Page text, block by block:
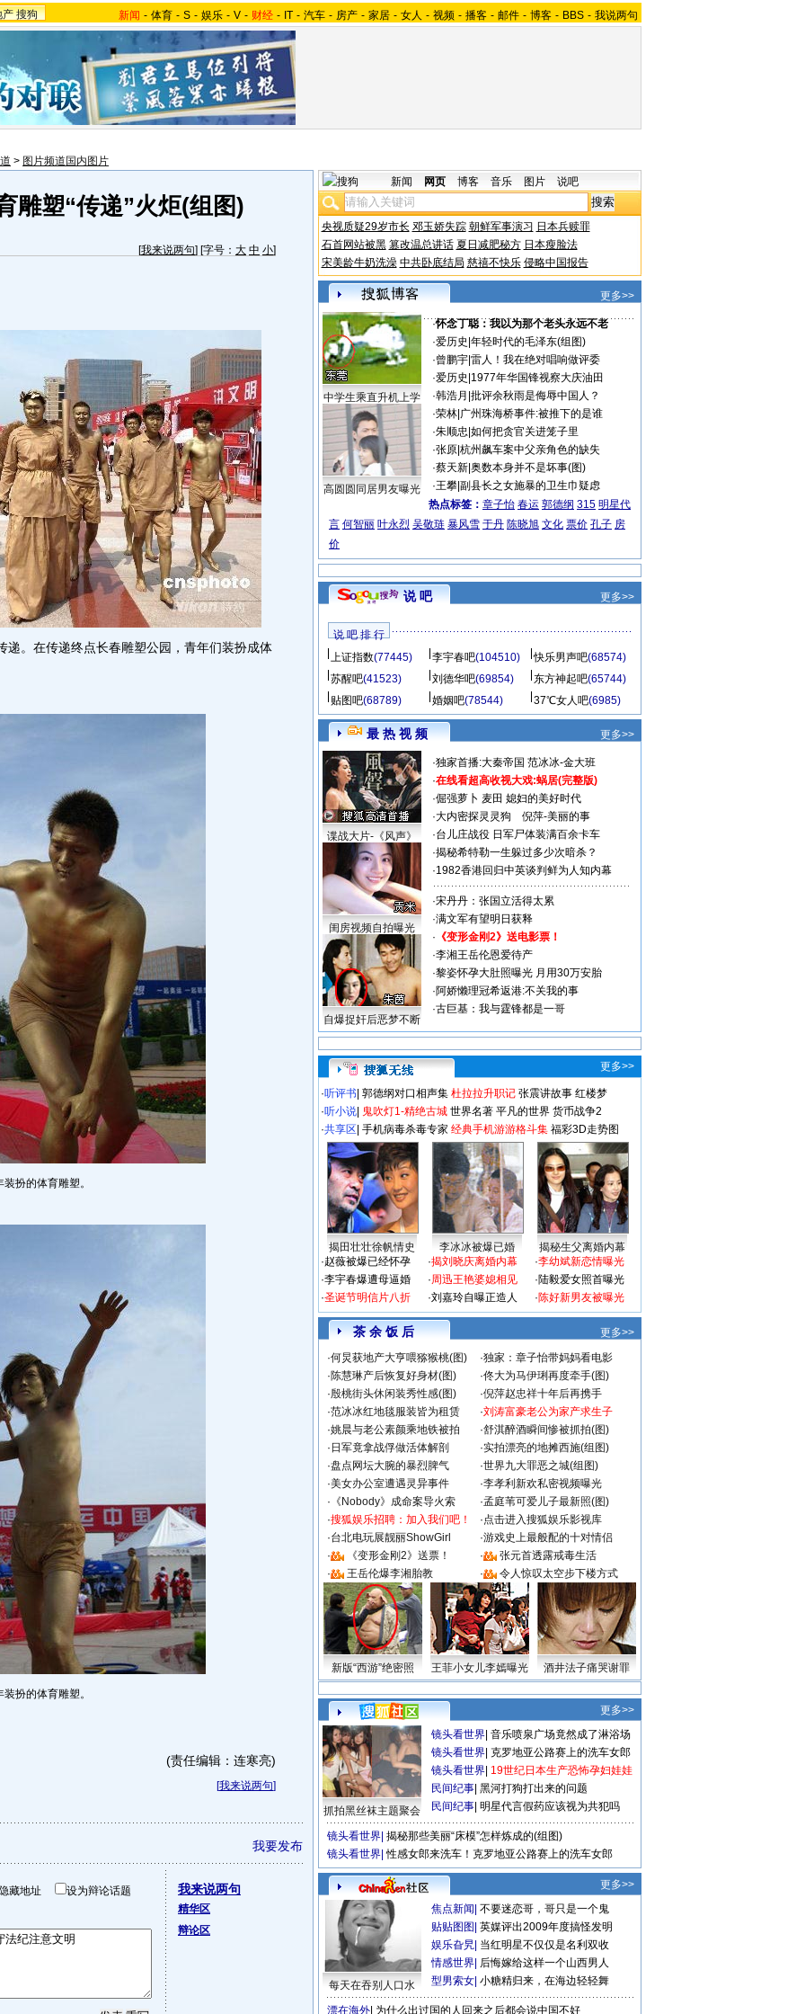
产 搜狗 新闻 - 体育 - S - 娱乐 - V - 财经 - IT - 汽车 - 房产 - 家居 - 女人 - 视频 - 播客 - 邮件 - 博客 - BBS - 我说两句
> 图片频道国内图片
雕塑“传递”火炬(组图)
[我来说两句] [字号： 大 中 小]
在传递终点长春雕塑公园，青年们装扮成体
装扮的体育雕塑。
装扮的体育雕塑。
(责任编辑：连寒亮)
[我来说两句]
我要发布
藏地址 设为辩论话题 我来说两句
精华区
辩论区
新闻 网页 博客 音乐 图片 说吧
央视质疑29岁市长 邓玉娇失踪 朝鲜军事演习 日本兵赎罪
石首网站被黑 篡改温总讲话 夏日减肥秘方 日本瘦脸法
宋美龄牛奶洗澡 中共卧底结局 慈禧不快乐 侵略中国报告
更多>>
中学生乘直升机上学
高圆圆同居男友曝光
·怀念丁聪：我以为那个老头永远不老
·爱历史 年轻时代的毛泽东(组图)
·曾鹏宇| 雷人！我在绝对唱响做评委
·爱历史 1977年华国锋视察大庆油田
·韩浩月 批评余秋雨是侮辱中国人？
·荣林| 广州珠海桥事件:被推下的是谁
·朱顺忠 如何把贪官关进笼子里
·张原| 杭州飙车案中父亲角色的缺失
·蔡天新| 奥数本身并不是坏事(图)
·王攀| 副县长之女施暴的卫生巾疑虑
热点标签： 章子怡 春运 郭德纲 315 明星代
言 何智丽 叶永烈 吴敬琏 暴风雪 于丹 陈晓旭 文化 票价 孔子 房
价
说 吧 更多>>
说 吧 排 行
上证指数(77445) 李宇春吧(104510) 快乐男声吧(68574)
苏醒吧(41523) 刘德华吧(69854) 东方神起吧(65744)
贴图吧(68789) 婚姻吧(78544) 37℃女人吧(6985)
最 热 视 频 更多>>
谍战大片-《风声》
闺房视频自拍曝光
自爆捉奸后恶梦不断
·独家首播:大秦帝国 范冰冰-金大班
·在线看超高收视大戏:蜗居(完整版)
·倔强萝卜 麦田 媳妇的美好时代
·大内密探灵灵狗
倪萍-美丽的事
·台儿庄战役 日军尸体装满百余卡车
·揭秘希特勒一生躲过多少次暗杀？
·1982香港回归中英谈判鲜为人知内幕
·宋丹丹：张国立活得太累
·满文军有望明日获释
· 《变形金刚2》送电影票！
·李湘王岳伦恩爱待产
·黎姿怀孕大肚照曝光 月用30万安胎
·阿娇懒理冠希返港:不关我的事
·古巨基：我与霆锋都是一哥
更多>>
·听评书 郭德纲对口相声集 杜拉拉升职记 张震讲故事 红楼梦
·听小说 鬼吹灯1-精绝古城 世界名著 平凡的世界 货币战争2
·共享区 手机病毒杀毒专家 经典手机游游格斗集 福彩3D走势图
揭田壮壮徐帆情史 李冰冰被爆已婚
揭秘生父离婚内幕
·赵薇被爆已经怀孕
·李宇春爆遭母逼婚
·圣诞节明信片八折
·揭刘晓庆离婚内幕
·周迅王艳婆媳相见
·刘嘉玲自曝正造人
·李幼斌新恋情曝光
·陆毅爱女照首曝光
·陈好新男友被曝光
茶 余 饭 后
更多>>
·何炅获地产大亨喂猕猴桃(图) ·独家：章子怡带妈妈看电影
·陈慧琳产后恢复好身材(图) ·佟大为马伊琍再度牵手(图)
·殷桃街头休闲装秀性感(图) ·倪萍赵忠祥十年后再携手
·范冰冰红地毯服装皆为租赁 ·刘涛富豪老公为家产求生子
·姚晨与老公素颜乘地铁被拍 ·舒淇醉酒瞬间惨被抓拍(图)
· 日军竟拿战俘做活体解剖 ·实拍漂亮的地摊西施(组图)
·盘点网坛大腕的暴烈脾气 ·世界九大罪恶之城(组图)
·美女办公室遭遇灵异事件 ·李孝利新欢私密视频曝光
· 《Nobody》成命案导火索 ·孟庭苇可爱儿子最新照(图)
·搜狐娱乐招聘：加入我们吧！ ·点击进入搜狐娱乐影视库
·台北电玩展靓丽ShowGirl ·游戏史上最般配的十对情侣
·
《变形金刚2》送票！ ·
张元首透露戒毒生活
·
王岳伦爆李湘胎教 · 令人惊叹太空步下楼方式
新版“西游”绝密照 王菲小女儿李嫣曝光 酒井法子痛哭谢罪
更多>>
抓拍黑丝袜主题聚会
镜头看世界 音乐喷泉广场竟然成了淋浴场
镜头看世界 克罗地亚公路赛上的洗车女郎
镜头看世界 19世纪日本生产恐怖孕妇娃娃
民间纪事 黑河打狗打出来的问题
民间纪事 明星代言假药应该视为共犯吗
镜头看世界 揭秘那些美丽“床模”怎样炼成的(组图)
镜头看世界 性感女郎来洗车！克罗地亚公路赛上的洗车女郎
更多>>
每天在吞别人口水
焦点新闻 不要迷恋哥，哥只是一个鬼
贴贴图图 英媒评出2009年度搞怪发明
娱乐旮旯 当红明星不仅仅是名利双收
情感世界 后悔嫁给这样一个山西男人
型男索女 小糖精归来，在海边轻轻舞
漂在海外 为什么出过国的人回来之后都会说中国不好